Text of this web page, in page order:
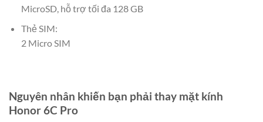
MicroSD, hỗ trợ tối đa 128 GB
Thẻ SIM:
2 Micro SIM
Nguyên nhân khiến bạn phải thay mặt kính
Honor 6C Pro